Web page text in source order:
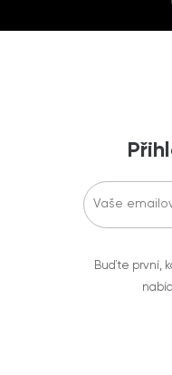
Buďte první,